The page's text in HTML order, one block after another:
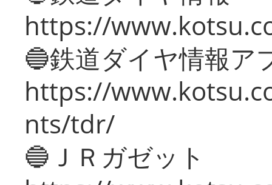
https://
🔵鉄道ダイヤ情報ア
https://
nts/tdr/
🔵ＪＲガゼット